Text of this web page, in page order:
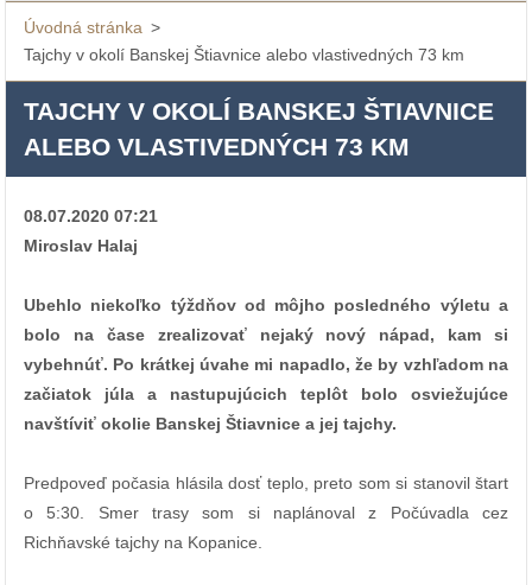
Úvodná stránka >
Tajchy v okolí Banskej Štiavnice alebo vlastivedných 73 km
TAJCHY V OKOLÍ BANSKEJ ŠTIAVNICE
ALEBO VLASTIVEDNÝCH 73 KM
08.07.2020 07:21
Miroslav Halaj
Ubehlo niekoľko týždňov od môjho posledného výletu a
bolo na čase zrealizovať nejaký nový nápad, kam si
vybehnúť. Po krátkej úvahe mi napadlo, že by vzhľadom na
začiatok júla a nastupujúcich teplôt bolo osviežujúce
navštíviť okolie Banskej Štiavnice a jej tajchy.
Predpoveď počasia hlásila dosť teplo, preto som si stanovil štart
o 5:30. Smer trasy som si naplánoval z Počúvadla cez
Richňavské tajchy na Kopanice.